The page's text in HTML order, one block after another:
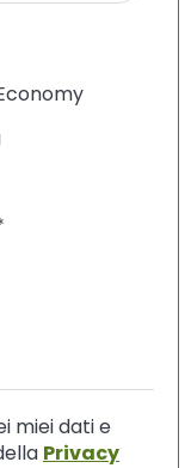
miei dati e
Privacy